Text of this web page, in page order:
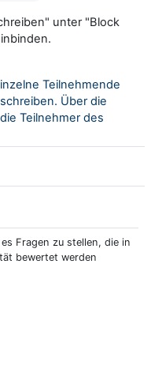
unter "Block
Teilnehmende
Über die
Teilnehmer des
Fragen zu stellen, die in
bewertet werden